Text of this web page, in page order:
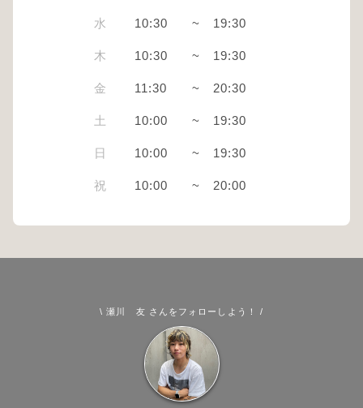
水 10:30 ~ 19:30
木 10:30 ~ 19:30
金 11:30 ~ 20:30
土 10:00 ~ 19:30
日 10:00 ~ 19:30
祝 10:00 ~ 20:00
\ 瀬川 友 さんをフォローしよう！ /